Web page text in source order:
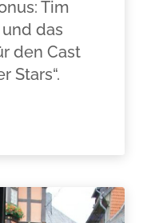
Tim
das
den Cast
Stars“.